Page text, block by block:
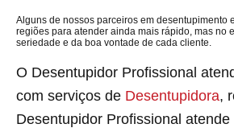
Alguns de nossos parceiros em desentupimento
regiões para atender ainda mais rápido, mas no
seriedade e da boa vontade de cada cliente.
O Desentupidor Profissional
com serviços de Desentupidora,
Desentupidor Profissional